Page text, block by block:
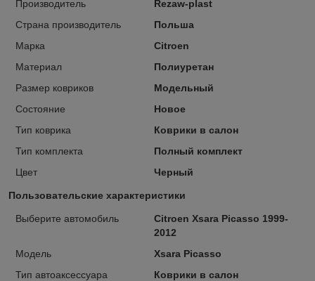
Производитель
Rezaw-plast
Страна производитель
Польша
Марка
Citroen
Материал
Полиуретан
Размер ковриков
Модельный
Состояние
Новое
Тип коврика
Коврики в салон
Тип комплекта
Полный комплект
Цвет
Черный
Пользовательские характеристики
Выберите автомобиль
Citroen Xsara Picasso 1999-
2012
Модель
Xsara Picasso
Тип автоаксессуара
Коврики в салон